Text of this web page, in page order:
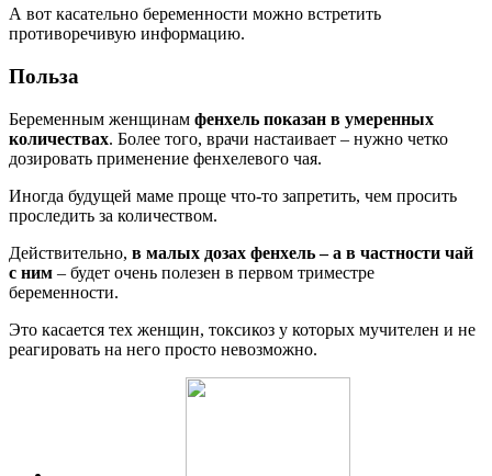
А вот касательно беременности можно встретить
противоречивую информацию.
Польза
Беременным женщинам фенхель показан в умеренных
количествах. Более того, врачи настаивает – нужно четко
дозировать применение фенхелевого чая.
Иногда будущей маме проще что-то запретить, чем просить
проследить за количеством.
Действительно, в малых дозах фенхель – а в частности чай
с ним – будет очень полезен в первом триместре
беременности.
Это касается тех женщин, токсикоз у которых мучителен и не
реагировать на него просто невозможно.